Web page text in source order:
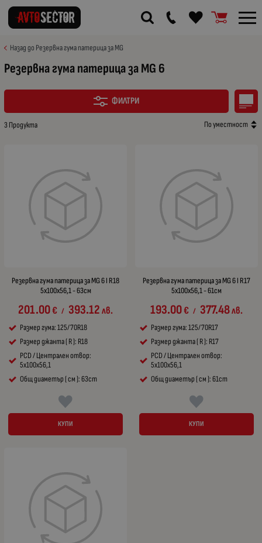
Назад до Резервна гума патерица за MG
Резервна гума патерица за MG 6
ФИЛТРИ
3 Продукта По уместност
Резервна гума патерица за MG 6 I R18
5x100x56,1 - 63см
201.00€ / 393.12лв.
Размер гума: 125/70R18
Размер джанта ( R ): R18
PCD / Централен отвор:
5x100x56,1
Общ диаметър ( см ): 63cm
КУПИ
Резервна гума патерица за MG 6 I R17
5x100x56,1 - 61см
193.00€ / 377.48лв.
Размер гума: 125/70R17
Размер джанта ( R ): R17
PCD / Централен отвор:
5x100x56,1
Общ диаметър ( см ): 61cm
КУПИ